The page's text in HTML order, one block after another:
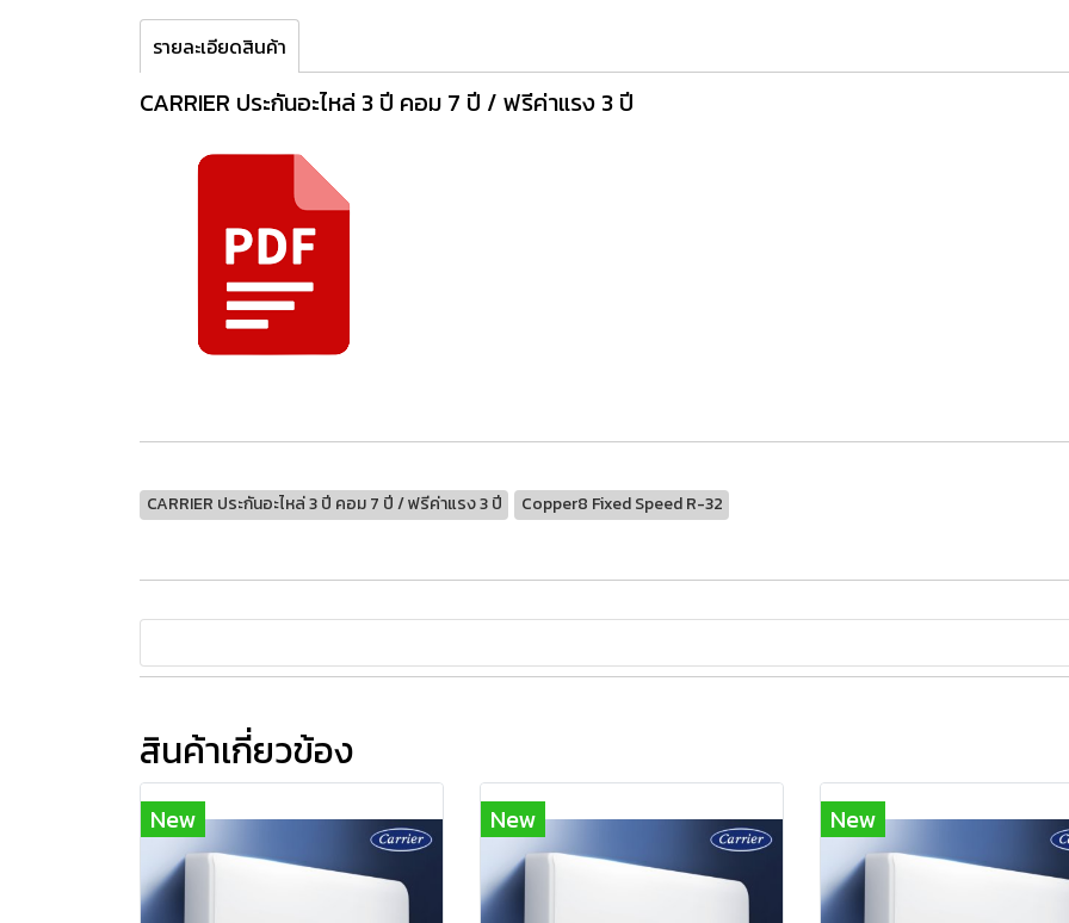
รายละเอียดสินค้า
CARRIER ประกันอะไหล่ 3 ปี คอม 7 ปี / ฟรีค่าแรง 3 ปี
CARRIER ประกันอะไหล่ 3 ปี คอม 7 ปี / ฟรีค่าแรง 3 ปี Copper8 Fixed Speed R-32
สินค้าเกี่ยวข้อง
New New New